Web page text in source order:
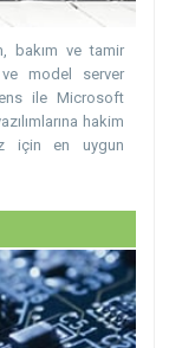
bakım ve tamir
ve model server
ile Microsoft
hakim
için en uygun